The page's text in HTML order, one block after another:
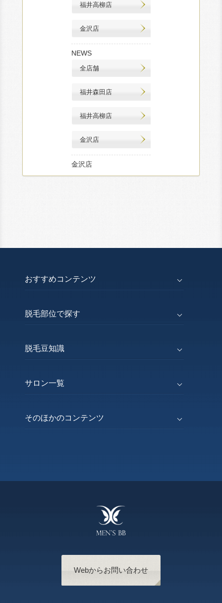
福井高柳店
金沢店
NEWS
全店舗
福井森田店
福井高柳店
金沢店
金沢店
おすすめコンテンツ
脱毛部位で探す
脱毛豆知識
サロン一覧
そのほかのコンテンツ
Webからお問い合わせ